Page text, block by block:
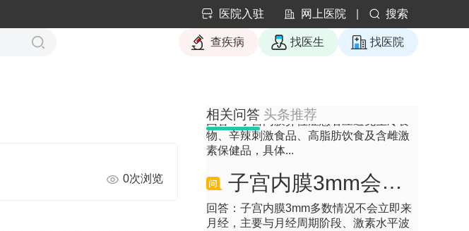
医院入驻 网上医院 搜索
查疾病 找医生 找医院
0次浏览
相关问答 头条推荐
回答：子宫切除一般需要住院3到7天，实
际时间受到手术方式、患者体质、术后恢
复情况及有无...
回答：子宫内膜异位症患者应避免生冷食
物、辛辣刺激食品、高脂肪饮食及含雌激
素保健品，具体...
子宫内膜3mm会不会来月经
回答：子宫内膜3mm多数情况不会立即来
月经，主要与月经周期阶段、激素水平波
动、卵巢功能...